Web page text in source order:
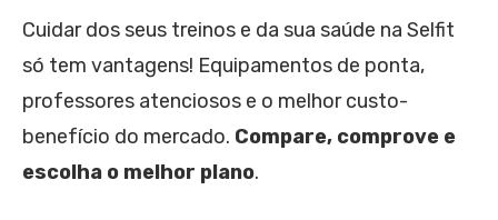
Cuidar dos seus treinos e da sua saúde na Selfit
só tem vantagens! Equipamentos de ponta,
professores atenciosos e o melhor custo-
benefício do mercado. Compare, comprove e
escolha o melhor plano.